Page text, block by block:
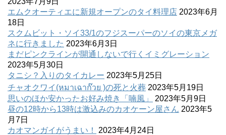
エムクオーティエに新規オープンのタイ料理店 2023年6月
18日
スクムビット・ソイ33/1のフジスーパーのソイの東京メガ
ネに行きました 2023年6月3日
まだピンクラインが開通しないで行くイミグレーション
2023年5月30日
タニシ？入りのタイカレー 2023年5月25日
チャオクワイ(หมาเฉาก๊วย )の死と火葬 2023年5月19日
思いのほか安かったお好み焼き「喃風」
2023年5月9日
昼の12時から13時は激込みのカオケーン屋さん 2023年5
月7日
カオマンガイがうまい！
2023年4月24日